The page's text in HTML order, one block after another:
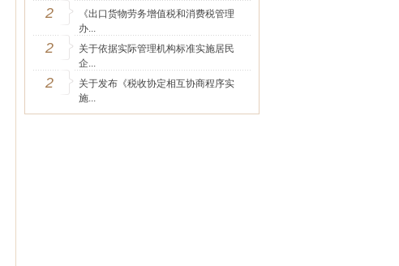
2
《出口货物劳务增值税和消费税管理
办...
2
关于依据实际管理机构标准实施居民
企...
2
关于发布《税收协定相互协商程序实
施...